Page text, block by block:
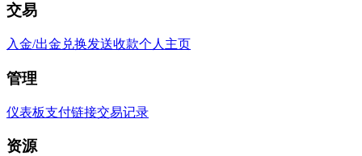
交易
入金/出金 兑换发送收款个人主页
管理
仪表板支付链接交易记录
资源